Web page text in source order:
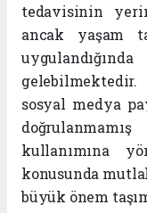
tedavisinin
ancak yaşam
gelebilmektedir.
sosyal medya
kullanımına
konusunda
büyük önem